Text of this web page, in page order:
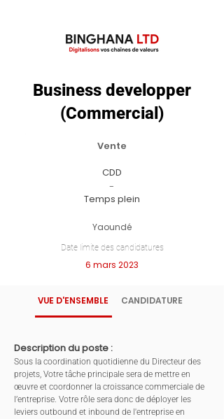
Business developper
(Commercial)
Vente
CDD
-
Temps plein
Yaoundé
Date limite des candidatures
6 mars 2023
VUE D'ENSEMBLE CANDIDATURE
Description du poste :
Sous la coordination quotidienne du Directeur des
projets, Votre tâche principale sera de mettre en
œuvre et coordonner la croissance commerciale de
l’entreprise. Votre rôle sera donc de déployer les
leviers outbound et inbound de l'entreprise en